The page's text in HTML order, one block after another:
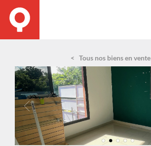
< Tous nos biens en vente